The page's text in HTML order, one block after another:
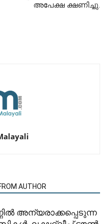
അപേക്ഷ ക്ഷണിച്ചു.
AUTHOR
അന്യരാക്കപ്പെടുന്ന